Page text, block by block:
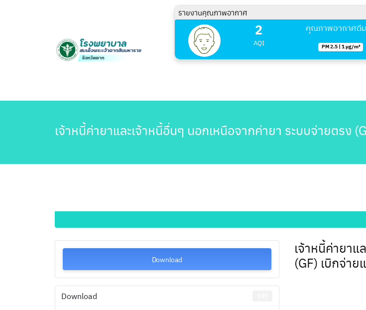
รายงานคุณภาพอากาศ
2
AQI
คุณภาพอากาศดี
PM 2.5 | 1 µg/m³
เจ้าหนี้ค่ายาและเจ้าหนี้อื่นๆ นอกเหนือจากค่ายา ระบบจ่ายตรง
Download
Download
เจ้าหนี้ค่ายาแ
(GF) เบิกจ่า